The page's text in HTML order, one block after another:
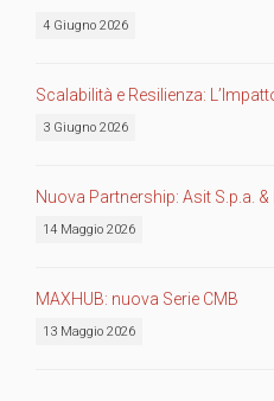
4 Giugno 2026
Scalabilità e Resilienza:
3 Giugno 2026
Nuova Partnership: Asit S.p.a. &
14 Maggio 2026
MAXHUB: nuova Serie CMB
13 Maggio 2026